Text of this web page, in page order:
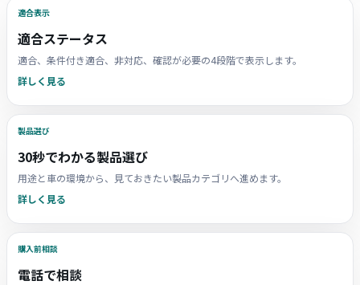
適合表示
適合ステータス
適合、条件付き適合、非対応、確認が必要の4段階で表示します。
詳しく見る
製品選び
30秒でわかる製品選び
用途と車の環境から、見ておきたい製品カテゴリへ進めます。
詳しく見る
購入前相談
電話で相談